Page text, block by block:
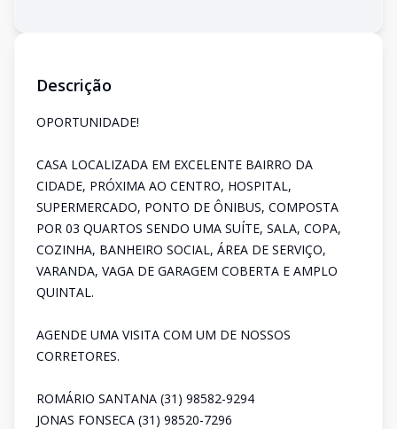
Descrição
OPORTUNIDADE!
CASA LOCALIZADA EM EXCELENTE BAIRRO DA
CIDADE, PRÓXIMA AO CENTRO, HOSPITAL,
SUPERMERCADO, PONTO DE ÔNIBUS, COMPOSTA
POR 03 QUARTOS SENDO UMA SUÍTE, SALA, COPA,
COZINHA, BANHEIRO SOCIAL, ÁREA DE SERVIÇO,
VARANDA, VAGA DE GARAGEM COBERTA E AMPLO
QUINTAL.
AGENDE UMA VISITA COM UM DE NOSSOS
CORRETORES.
ROMÁRIO SANTANA (31) 98582-9294
JONAS FONSECA (31) 98520-7296